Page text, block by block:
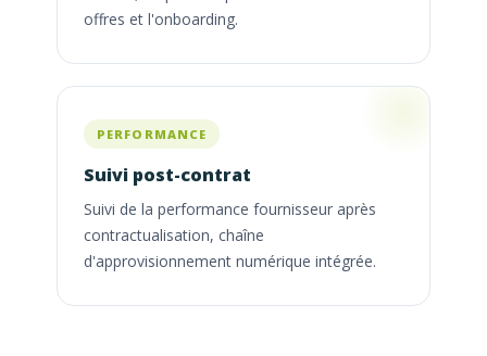
offres et l'onboarding.
PERFORMANCE
Suivi post-contrat
Suivi de la performance fournisseur après
contractualisation, chaîne
d'approvisionnement numérique intégrée.